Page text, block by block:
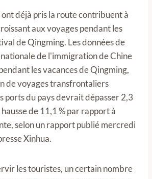
déjà pris la route contribuent à
aux voyages pendant les
de Qingming. Les données de
de l'immigration de Chine
les vacances de Qingming,
de voyages transfrontaliers
ports du pays devrait dépasser 2,3
de 11,1 % par rapport à
selon un rapport publié mercredi
Xinhua.
les touristes, un certain nombre